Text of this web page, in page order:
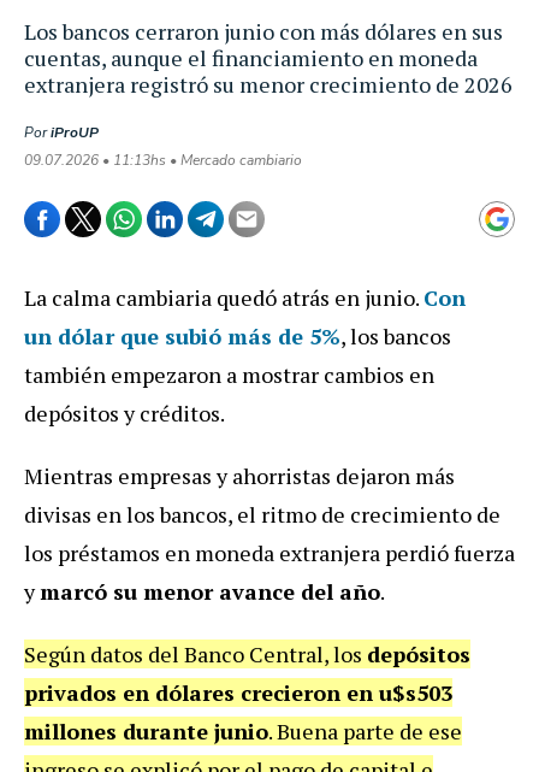
Los bancos cerraron junio con más dólares en sus
cuentas, aunque el financiamiento en moneda
extranjera registró su menor crecimiento de 2026
PoriProUP
09.07.2026 • 11:13hs • Mercado cambiario
La calma cambiaria quedó atrás en junio. Con
un dólar que subió más de 5%, los bancos
también empezaron a mostrar cambios en
depósitos y créditos.
Mientras empresas y ahorristas dejaron más
divisas en los bancos, el ritmo de crecimiento de
los préstamos en moneda extranjera perdió fuerza
ymarcó su menor avance del año.
Según datos del Banco Central, los depósitos
privados en dólares crecieron en u$s503
millones durante junio. Buena parte de ese